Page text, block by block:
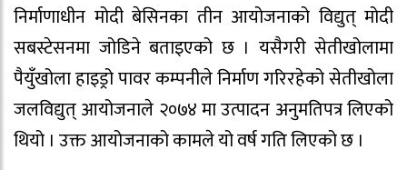
निर्माणाधीन मोदी बेसिनका तीन आयोजनाको विद्युत् मोदी
सबस्टेसनमा जोडिने बताइएको छ । यसैगरी सेतीखोलामा
पैयुँखोला हाइड्रो पावर कम्पनीले निर्माण गरिरहेको सेतीखोला
जलविद्युत् आयोजनाले २०७४ मा उत्पादन अनुमतिपत्र लिएको
थियो । उक्त आयोजनाको कामले यो वर्ष गति लिएको छ ।